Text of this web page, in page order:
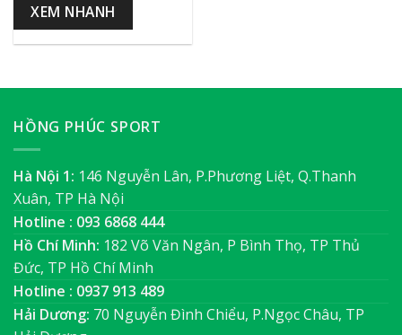
XEM NHANH
HỒNG PHÚC SPORT
Hà Nội 1: 146 Nguyễn Lân, P.Phương Liệt, Q.Thanh
Xuân, TP Hà Nội
Hotline : 093 6868 444
Hồ Chí Minh: 182 Võ Văn Ngân, P Bình Thọ, TP Thủ
Đức, TP Hồ Chí Minh
Hotline : 0937 913 489
Hải Dương: 70 Nguyễn Đình Chiểu, P.Ngọc Châu, TP